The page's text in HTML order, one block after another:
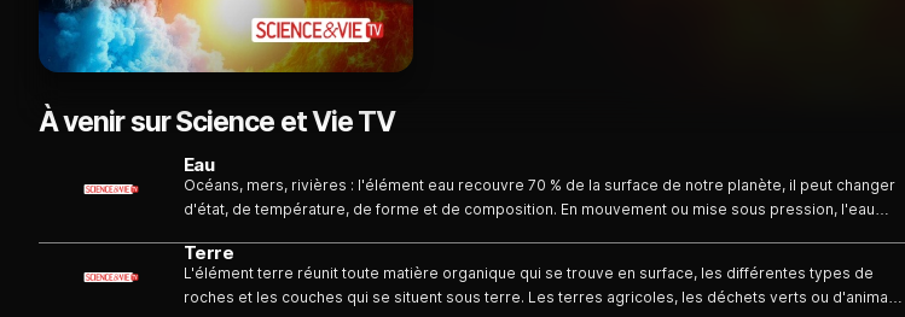
À venir sur Science et Vie TV
Eau
Océans, mers, rivières : l'élément eau recouvre 70 % de la surface de notre planète, il peut changer
d'état, de température, de forme et de composition. En mouvement ou mise sous pression, l'eau
extraordinaires. Pourtant, moins de 2% des fonds océaniques ont été explorés par l'homme à ce jour.
L'eau renferme donc de nombreux mystères. Et c'est le défi de ces nouveaux chercheurs de les
découvrir.
Terre
L'élément terre réunit toute matière organique qui se trouve en surface, les différentes types de
roches et les couches qui se situent sous terre. Les terres agricoles, les déchets verts ou d'animaux